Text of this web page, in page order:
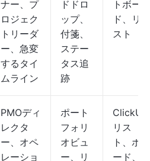
ナー、プ
ロジェク
トリーダ
ー、急変
するタイ
ムライン
ドドロ
ップ、
付箋、
ステー
タス追
跡
トボー
ド、リ
スト
PMOディ
レクタ
ー、オペ
レーショ
ポート
フォリ
オビュ
ー、リ
ClickUp
リス
ト、ボ
ード、